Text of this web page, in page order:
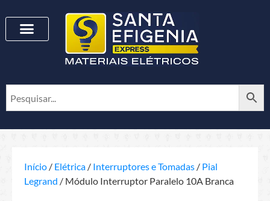
Início / Elétrica / Interruptores e Tomadas / Pial
Legrand / Módulo Interruptor Paralelo 10A Branca